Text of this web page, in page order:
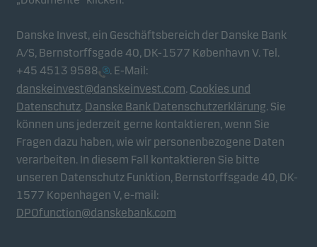
Danske Invest, ein Geschäftsbereich der Danske Bank
A/S, Bernstorffsgade 40, DK-1577 København V. Tel.
+45 4513 9588
. E-Mail:
danskeinvest@danskeinvest.com. Cookies und
Datenschutz. Danske Bank Datenschutzerklärung. Sie
können uns jederzeit gerne kontaktieren, wenn Sie
Fragen dazu haben, wie wir personenbezogene Daten
verarbeiten. In diesem Fall kontaktieren Sie bitte
unseren Datenschutz Funktion, Bernstorffsgade 40, DK-
1577 Kopenhagen V, e-mail:
DPOfunction@danskebank.com